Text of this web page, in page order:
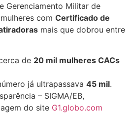
Gerenciamento Militar de
com Certificado de
mais que dobrou entre
de 20 mil mulheres CACs
já ultrapassava 45 mil.
– SIGMA/EB,
do site G1.globo.com